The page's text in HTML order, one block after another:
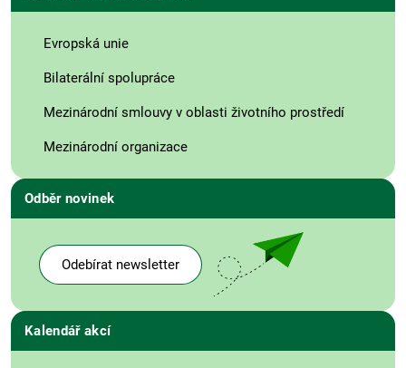
Evropská unie
Bilaterální spolupráce
Mezinárodní smlouvy v oblasti životního prostředí
Mezinárodní organizace
Odběr novinek
Odebírat newsletter
Kalendář akcí